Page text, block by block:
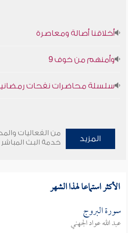
أخلاقنا أصالة ومعاصرة
وأمنهم من خوف 9
سلسلة محاضرات نفحات رمضانية
المزيد
من الفعاليات
خدمة البث المباشر
الأكثر استماعا لهذا الشهر
سورة البروج
عبد الله عواد الجهني